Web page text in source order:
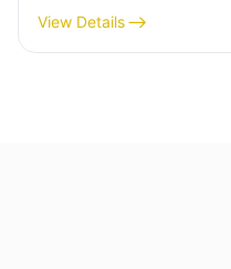
للمصانع الصناعية
والمستودعات وتطبيقات
View Details